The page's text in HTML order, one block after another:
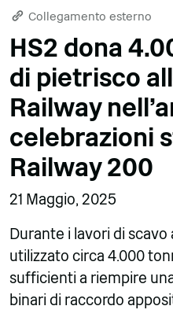
Collegamento esterno
HS2 dona
di pietrisco
Railway
celebrazioni
Railway 200
21 Maggio, 2025
Durante i lavori di scavo
utilizzato circa 4.000
sufficienti a riempire
binari di raccordo